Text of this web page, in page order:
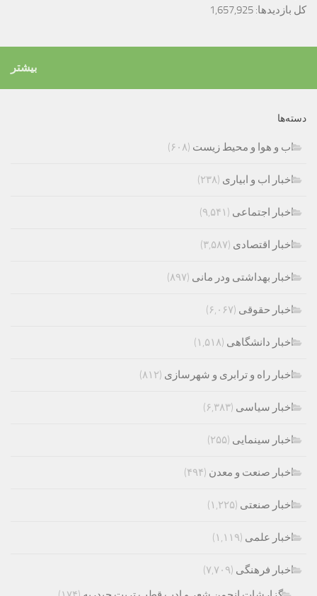
کل بازدیدها: 1,657,925
بیشتر
دسته‌ها
اب و هوا و محیط زیست (۶۰۸)
اخبار اب و ابیاری (۲۳۸)
اخبار اجتماعی (۹,۵۴۱)
اخبار اقتصادی (۳,۵۸۷)
اخبار بهداشتی ودر مانی (۸۹۷)
اخبار حقوقی (۶,۰۶۷)
اخبار دانشگاهی (۱,۵۱۸)
اخبار راه و ترابری و شهرسازی (۸۱۲)
اخبار سیاسی (۶,۳۸۳)
اخبار سینمایی (۲۵۵)
اخبار صنعت و معدن (۴۹۴)
اخبار صنعتی (۱,۲۲۵)
اخبار علمی (۱,۱۱۹)
اخبار فرهنگی (۷,۷۰۹)